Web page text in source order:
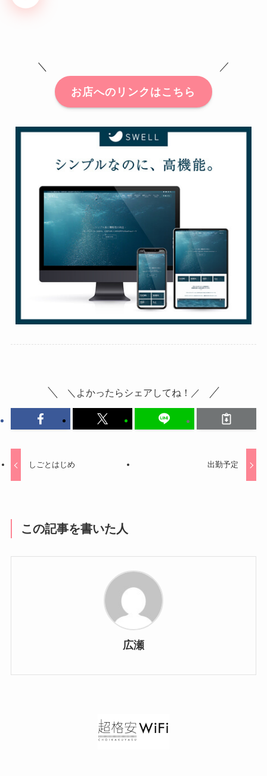
＼ ／
お店へのリンクはこちら
＼よかったらシェアしてね！／
しごとはじめ 出勤予定
この記事を書いた人
広瀬